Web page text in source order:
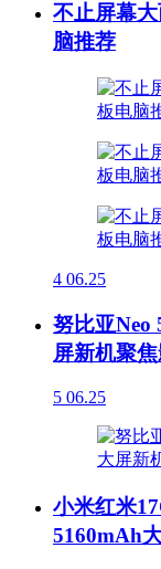
不止屏幕
脑推荐
4 06.25
努比亚Neo
屏新机聚
5 06.25
小米红米
5160mAh